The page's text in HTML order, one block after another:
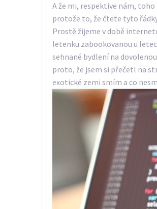
A že mi, respektive nám,
protože to, že čtete tyto
Prostě žijeme v době
letenku zabookovanou u
sehnané bydlení na
proto, že jsem si přečetl na
exotické zemi smím a co